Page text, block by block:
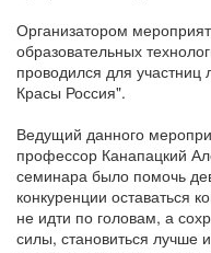
Организатором
образовательных
проводился для участниц
Красы Россия".
Ведущий данного
профессор Канапацкий
семинара было помочь
конкуренции оставаться
не идти по головам, а
силы, становиться лучше